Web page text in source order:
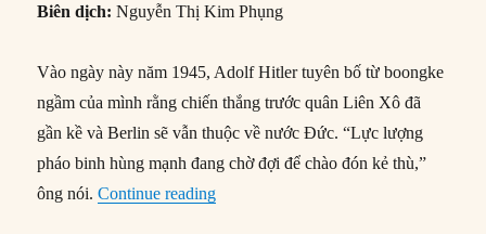
Biên dịch:Nguyễn Thị Kim Phụng
Vào ngày này năm 1945, Adolf Hitler tuyên bố từ boongke
ngầm của mình rằng chiến thắng trước quân Liên Xô đã
gần kề và Berlin sẽ vẫn thuộc về nước Đức. “Lực lượng
pháo binh hùng mạnh đang chờ đợi để chào đón kẻ thù,”
ông nói.Continue reading“13/04/1945: Hitler phát biểu từ